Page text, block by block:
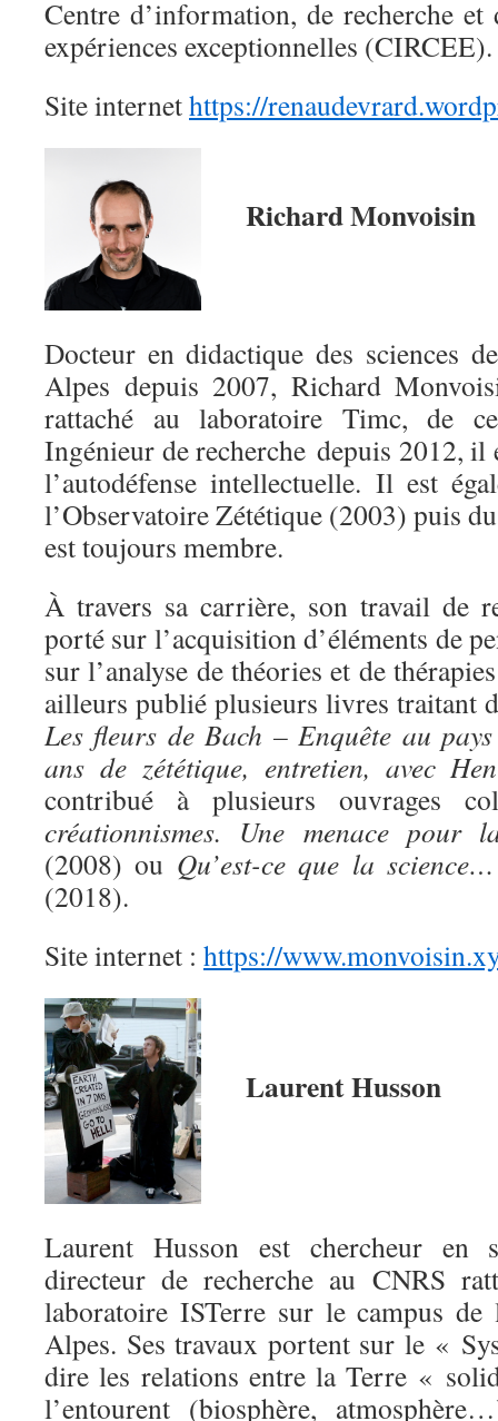
Centre d’information, de recherche
expériences exceptionnelles (CIRCEE).
Site internethttps://
Richard Monvoisin
Docteur en didactique des sciences
Alpes depuis 2007, Richard
rattaché au laboratoire Timc, de
Ingénieur de recherche depuis 2012, il
l’autodéfense intellectuelle. Il est
l’Observatoire Zététique (2003) puis
est toujours membre.
À travers sa carrière, son travail de
porté sur l’acquisition d’éléments de
sur l’analyse de théories et de
ailleurs publié plusieurs livres traitant
Les fleurs de Bach – Enquête au
ans de zététique, entretien, avec
contribué à plusieurs ouvrages
créationnismes. Une menace pour
(2008) ou Qu’est-ce que la
(2018).
Site internet : https://
Laurent Husson
Laurent Husson est chercheur en
directeur de recherche au CNRS
laboratoire ISTerre sur le campus de
Alpes. Ses travaux portent sur le «
dire les relations entre la Terre «
l’entourent (biosphère,